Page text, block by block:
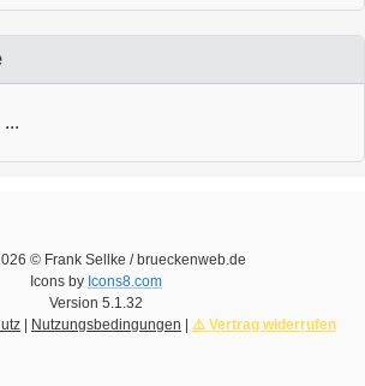
© Frank Sellke / brueckenweb.de
Icons by Icons8.com
Version 5.1.32
Nutzungsbedingungen ⚠️ Vertrag widerrufen